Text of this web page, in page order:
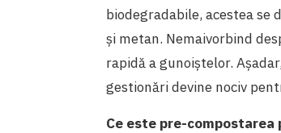
biodegradabile, acestea se
și metan. Nemaivorbind
rapidă a gunoiștelor.
gestionări devine nociv
Ce este pre-compostarea